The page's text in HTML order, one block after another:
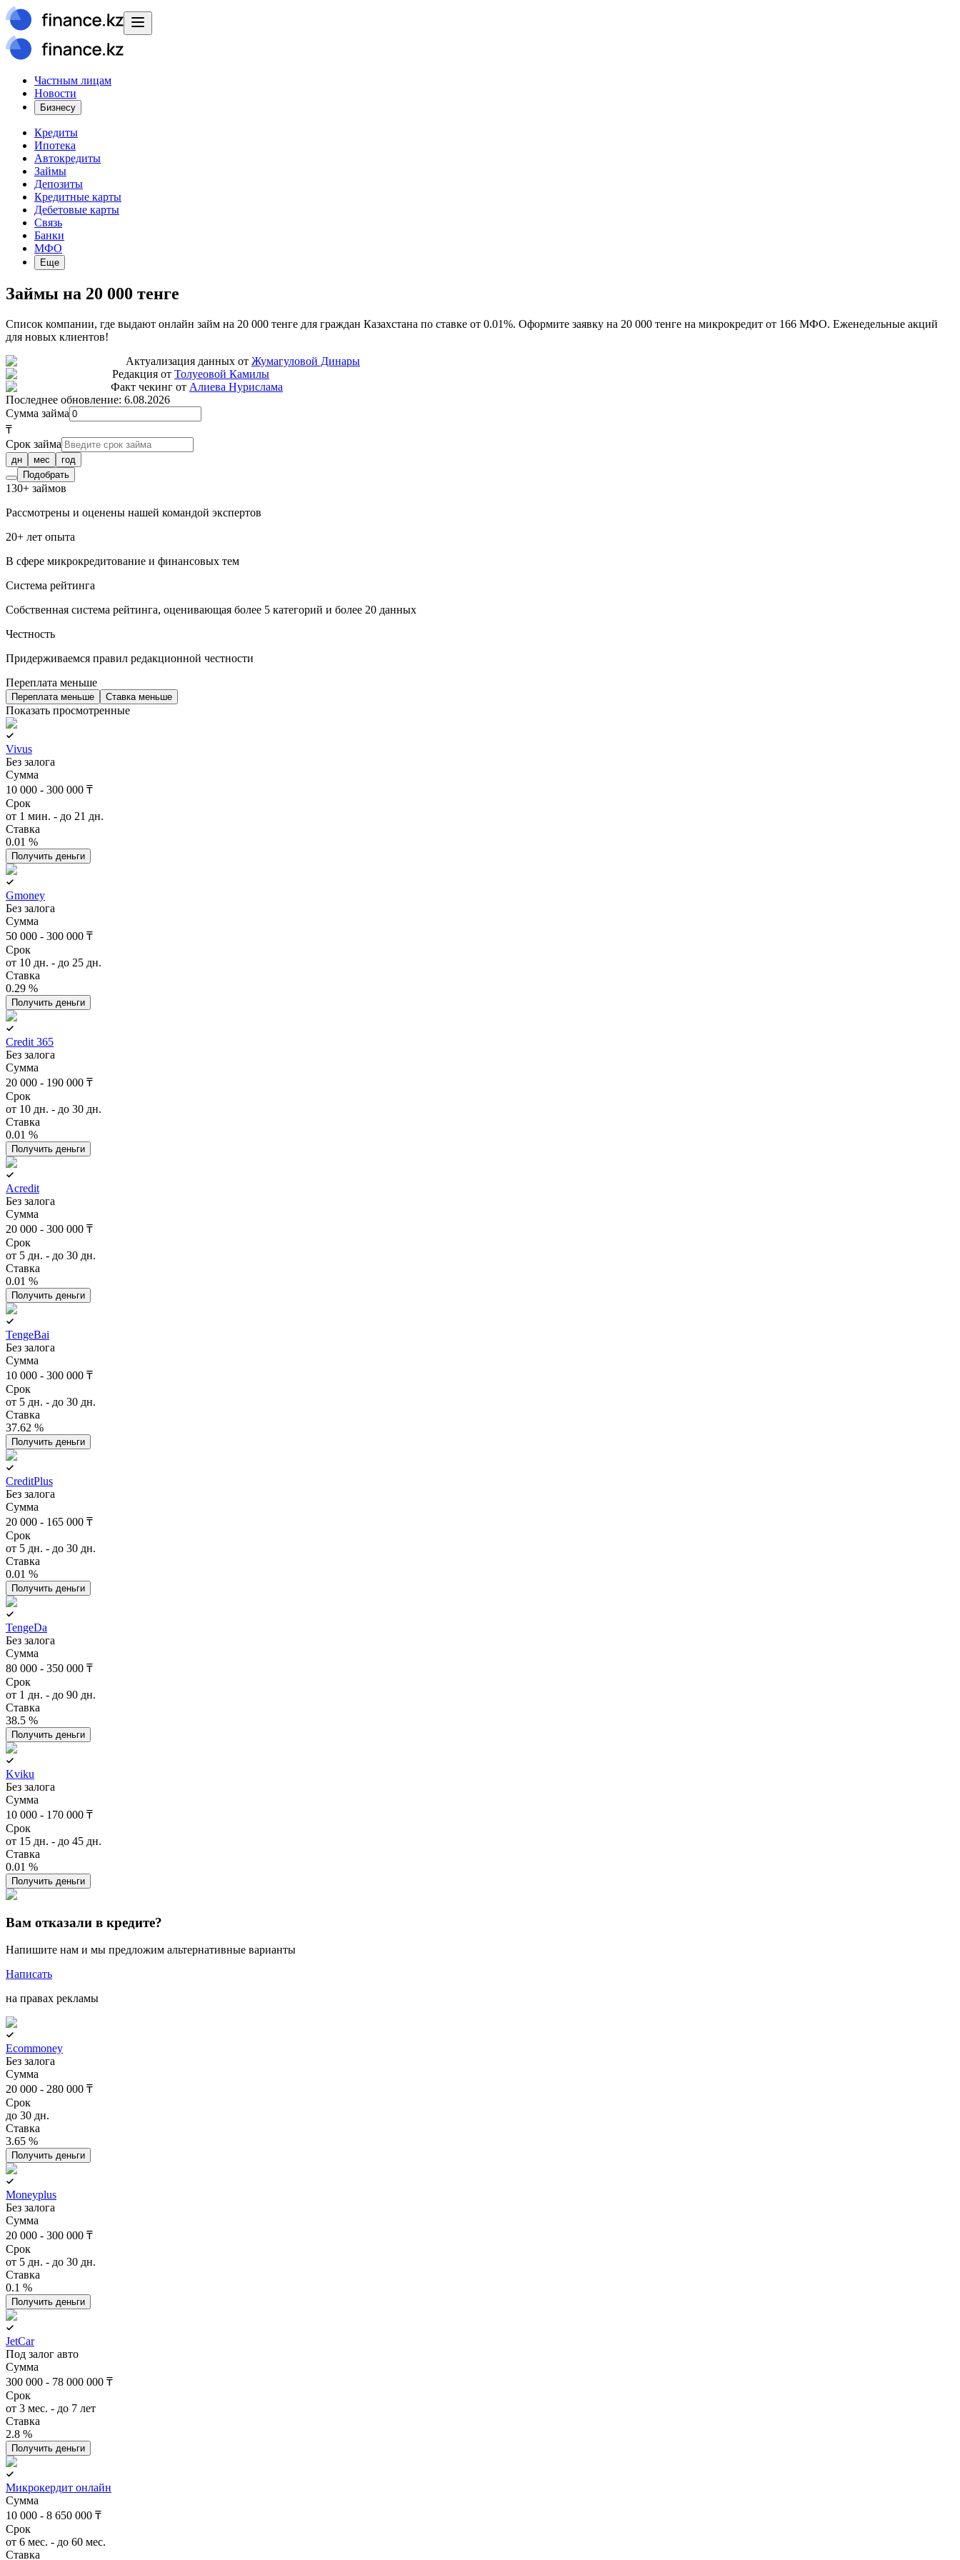
Частным лицам
Новости
Бизнесу
Кредиты
Ипотека
Автокредиты
Займы
Депозиты
Кредитные карты
Дебетовые карты
Связь
Банки
МФО
Еще
Займы на 20 000 тенге
Список компании, где выдают онлайн займ на 20 000 тенге для граждан Казахстана по ставке от 0.01%. Оформите заявку на 20 000 тенге на микрокредит от 166 МФО. Еженедельные акций
для новых клиентов!
Актуализация данных от Жумагуловой Динары
Редакция от Толуеовой Камилы
Факт чекинг от Алиева Нурислама
Последнее обновление: 6.08.2026
Сумма займа
₸
Срок займа
дн мес
год
Подобрать
130+ займов
Рассмотрены и оценены нашей командой экспертов
20+ лет опыта
В сфере микрокредитование и финансовых тем
Система рейтинга
Собственная система рейтинга, оценивающая более 5 категорий и более 20 данных
Честность
Придерживаемся правил редакционной честности
Переплата меньше
Переплата меньше Ставка меньше
Показать просмотренные
Vivus
Без залога
Сумма
10 000 - 300 000 ₸
Срок
от 1 мин. - до 21 дн.
Ставка
0.01 %
Получить деньги
Gmoney
Без залога
Сумма
50 000 - 300 000 ₸
Срок
от 10 дн. - до 25 дн.
Ставка
0.29 %
Получить деньги
Credit 365
Без залога
Сумма
20 000 - 190 000 ₸
Срок
от 10 дн. - до 30 дн.
Ставка
0.01 %
Получить деньги
Acredit
Без залога
Сумма
20 000 - 300 000 ₸
Срок
от 5 дн. - до 30 дн.
Ставка
0.01 %
Получить деньги
TengeBai
Без залога
Сумма
10 000 - 300 000 ₸
Срок
от 5 дн. - до 30 дн.
Ставка
37.62 %
Получить деньги
CreditPlus
Без залога
Сумма
20 000 - 165 000 ₸
Срок
от 5 дн. - до 30 дн.
Ставка
0.01 %
Получить деньги
TengeDa
Без залога
Сумма
80 000 - 350 000 ₸
Срок
от 1 дн. - до 90 дн.
Ставка
38.5 %
Получить деньги
Kviku
Без залога
Сумма
10 000 - 170 000 ₸
Срок
от 15 дн. - до 45 дн.
Ставка
0.01 %
Получить деньги
Вам отказали в кредите?
Напишите нам и мы предложим альтернативные варианты
Написать
на правах рекламы
Ecommoney
Без залога
Сумма
20 000 - 280 000 ₸
Срок
до 30 дн.
Ставка
3.65 %
Получить деньги
Moneyplus
Без залога
Сумма
20 000 - 300 000 ₸
Срок
от 5 дн. - до 30 дн.
Ставка
0.1 %
Получить деньги
JetCar
Под залог авто
Сумма
300 000 - 78 000 000 ₸
Срок
от 3 мес. - до 7 лет
Ставка
2.8 %
Получить деньги
Микрокердит онлайн
Сумма
10 000 - 8 650 000 ₸
Срок
от 6 мес. - до 60 мес.
Ставка